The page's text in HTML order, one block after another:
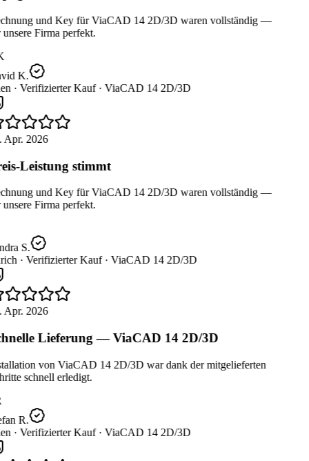
und Key für ViaCAD 14 2D/3D waren vollständig —
Firma perfekt.
K.
· Verifizierter Kauf · ViaCAD 14 2D/3D
2026
Leistung stimmt
und Key für ViaCAD 14 2D/3D waren vollständig —
Firma perfekt.
S.
· Verifizierter Kauf · ViaCAD 14 2D/3D
2026
Lieferung — ViaCAD 14 2D/3D
von ViaCAD 14 2D/3D war dank der mitgelieferten
schnell erledigt.
R.
· Verifizierter Kauf · ViaCAD 14 2D/3D